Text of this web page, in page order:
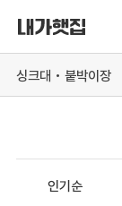
싱크대 • 붙박이장
Skip
싱크대